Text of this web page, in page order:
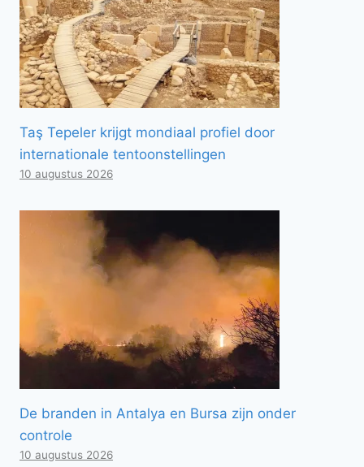
Taş Tepeler krijgt mondiaal profiel door
internationale tentoonstellingen
10 augustus 2026
De branden in Antalya en Bursa zijn onder
controle
10 augustus 2026